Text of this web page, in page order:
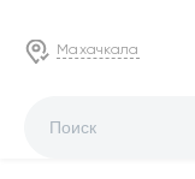
Махачкала